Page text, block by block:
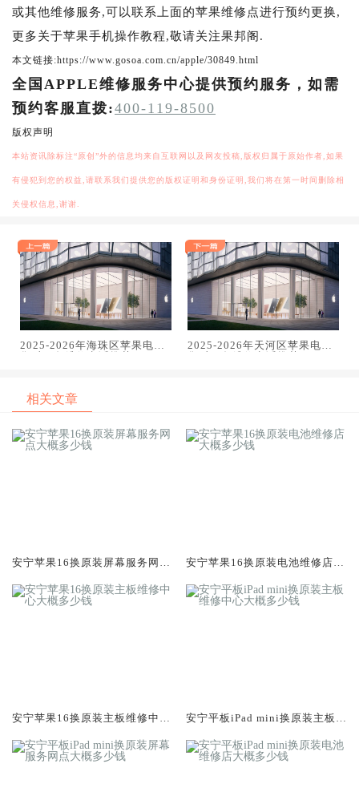
或其他维修服务,可以联系上面的苹果维修点进行预约更换,
更多关于苹果手机操作教程,敬请关注果邦阁.
本文链接:https://www.gosoa.com.cn/apple/30849.html
全国APPLE维修服务中心提供预约服务，如需
预约客服直拨:400-119-8500
版权声明
本站资讯除标注“原创”外的信息均来自互联网以及网友投稿,版权归属于原始作者,如果
有侵犯到您的权益,请联系我们提供您的版权证明和身份证明,我们将在第一时间删除相
关侵权信息,谢谢.
2025-2026年海珠区苹果电脑
2025-2026年天河区苹果电脑
相关文章
安宁苹果16换原装屏幕服务网点
安宁苹果16换原装电池维修店大
安宁苹果16换原装主板维修中心
安宁平板iPad mini换原装主板维